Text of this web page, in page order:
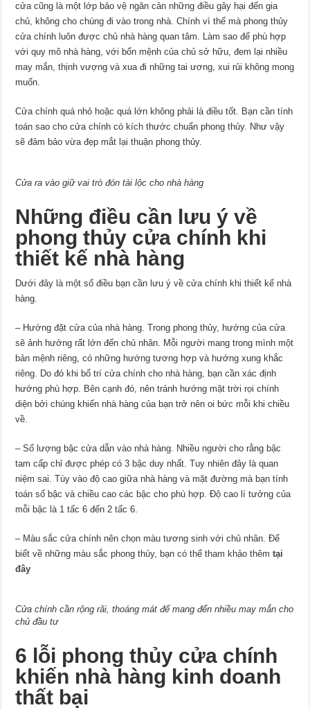
cửa cũng là một lớp bảo vệ ngăn cản những điều gây hại đến gia
chủ, không cho chúng đi vào trong nhà. Chính vì thế mà phong thủy
cửa chính luôn được chủ nhà hàng quan tâm. Làm sao để phù hợp
với quy mô nhà hàng, với bổn mệnh của chủ sở hữu, đem lại nhiều
may mắn, thịnh vượng và xua đi những tai ương, xui rủi không mong
muốn.
Cửa chính quá nhỏ hoặc quá lớn không phải là điều tốt. Bạn cần tính
toán sao cho cửa chính có kích thước chuẩn phong thủy. Như vậy
sẽ đảm bảo vừa đẹp mắt lại thuận phong thủy.
Cửa ra vào giữ vai trò đón tài lộc cho nhà hàng
Những điều cần lưu ý về
phong thủy cửa chính khi
thiết kế nhà hàng
Dưới đây là một số điều bạn cần lưu ý về cửa chính khi thiết kế nhà
hàng.
– Hướng đặt cửa của nhà hàng. Trong phong thủy, hướng của cửa
sẽ ảnh hưởng rất lớn đến chủ nhân. Mỗi người mang trong mình một
bản mệnh riêng, có những hướng tương hợp và hướng xung khắc
riêng. Do đó khi bố trí cửa chính cho nhà hàng, bạn cần xác định
hướng phù hợp. Bên cạnh đó, nên tránh hướng mặt trời rọi chính
diện bởi chúng khiến nhà hàng của bạn trở nên oi bức mỗi khi chiều
về.
– Số lượng bậc cửa dẫn vào nhà hàng. Nhiều người cho rằng bậc
tam cấp chỉ được phép có 3 bậc duy nhất. Tuy nhiên đây là quan
niệm sai. Tùy vào độ cao giữa nhà hàng và mặt đường mà bạn tính
toán số bậc và chiều cao các bậc cho phù hợp. Độ cao lí tưởng của
mỗi bậc là 1 tấc 6 đến 2 tấc 6.
– Màu sắc cửa chính nên chọn màu tương sinh với chủ nhân. Để
biết về những màu sắc phong thủy, bạn có thể tham khảo thêmtại
đây
Cửa chính cần rộng rãi, thoáng mát để mang đến nhiều may mắn cho
chủ đầu tư
6 lỗi phong thủy cửa chính
khiến nhà hàng kinh doanh
thất bại